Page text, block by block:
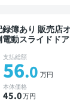
動スライドドア
支払総額
56.0 万円
本体価格
45.0万円